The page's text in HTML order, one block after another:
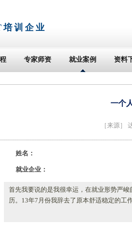
训企业
专家师资 就业案例 资料
一个
［来源］
姓名：
就业企业：
首先我要说的是我很幸运，在就业形势严
历。13年7月份我辞去了原本舒适稳定的工